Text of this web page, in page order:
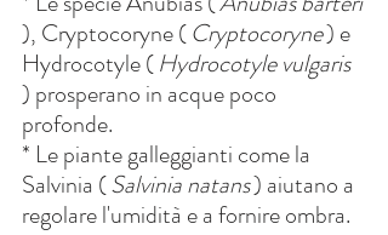
), Cryptocoryne (Cryptocoryne) e
Hydrocotyle (Hydrocotyle vulgaris
) prosperano in acque poco
profonde.
* Le piante galleggianti come la
Salvinia (Salvinia natans) aiutano a
regolare l'umidità e a fornire ombra.